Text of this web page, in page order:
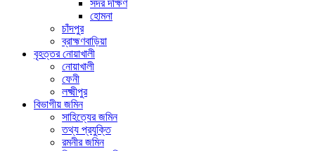
সদর দক্ষিণ
হোমনা
চাঁদপুর
ব্রাহ্মণবাড়িয়া
বৃহত্তর নোয়াখালী
নোয়াখালী
ফেনী
লক্ষ্মীপুর
বিভাগীয় জমিন
সাহিত্যের জমিন
তথ্য প্রযুক্তি
রমনীর জমিন